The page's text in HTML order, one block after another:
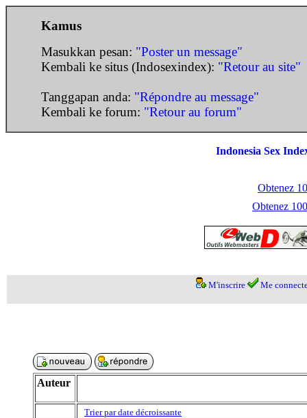
Kamus
Masukkan pesan: "Poster un message"
Kembali ke situs (Indosexindex): "Retour au site"
Tanggapan anda: "Répondre au message"
Kembali ke forum: "Retour au forum"
Indonesia Sex
Obtenez
Obtenez
M'inscrire Me
Auteur
Trier par date décroissante